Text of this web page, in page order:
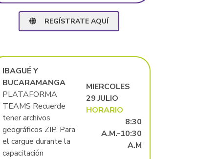
REGÍSTRATE AQUÍ
IBAGUÉ Y
BUCARAMANGA
PLATAFORMA
TEAMS Recuerde
tener archivos
geográficos ZIP. Para
el cargue durante la
capacitación
MIERCOLES
29 JULIO
HORARIO
8:30
A.M.-10:30
A.M